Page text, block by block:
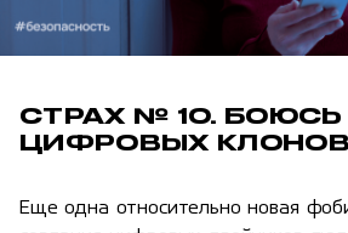
СТРАХ № 10. БОЮСЬ
ЦИФРОВЫХ КЛОНОВ
Еще одна относительно новая